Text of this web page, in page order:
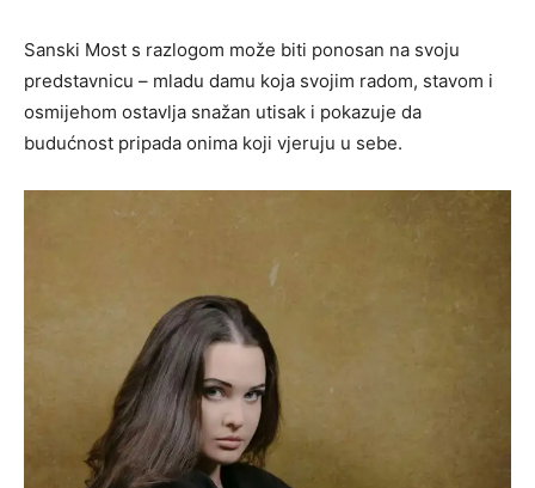
Sanski Most s razlogom može biti ponosan na svoju
predstavnicu – mladu damu koja svojim radom, stavom i
osmijehom ostavlja snažan utisak i pokazuje da
budućnost pripada onima koji vjeruju u sebe.